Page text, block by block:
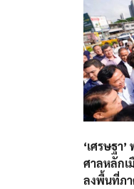
‘เศรษฐา
ศาลหลักเ
ลงพื้นที่ภ